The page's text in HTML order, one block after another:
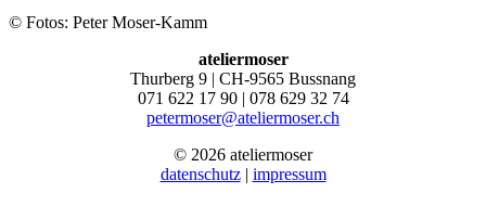
© Fotos: Peter Moser-Kamm
ateliermoser
Thurberg 9 | CH-9565 Bussnang
071 622 17 90 | 078 629 32 74
petermoser@ateliermoser.ch
© 2026 ateliermoser
datenschutz| impressum